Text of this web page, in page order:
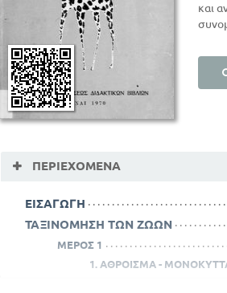
και
ΠΕΡΙΕΧΌΜΕΝΑ
ΕΙΣΑΓΩΓΗ
ΤΑΞΙΝΟΜΗΣΗ ΤΩΝ ΖΩΩΝ
ΜΕΡΟΣ 1
1. ΑΘΡΟΙΣΜΑ -